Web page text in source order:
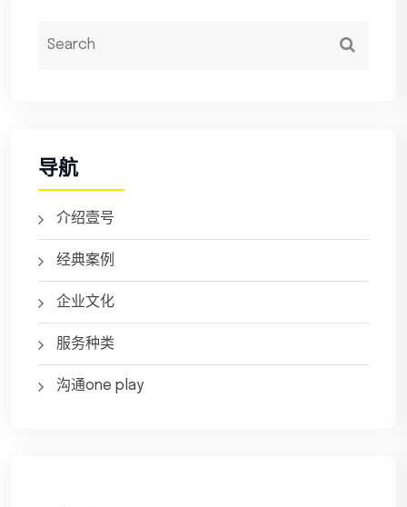
导航
介绍壹号
经典案例
企业文化
服务种类
沟通one play